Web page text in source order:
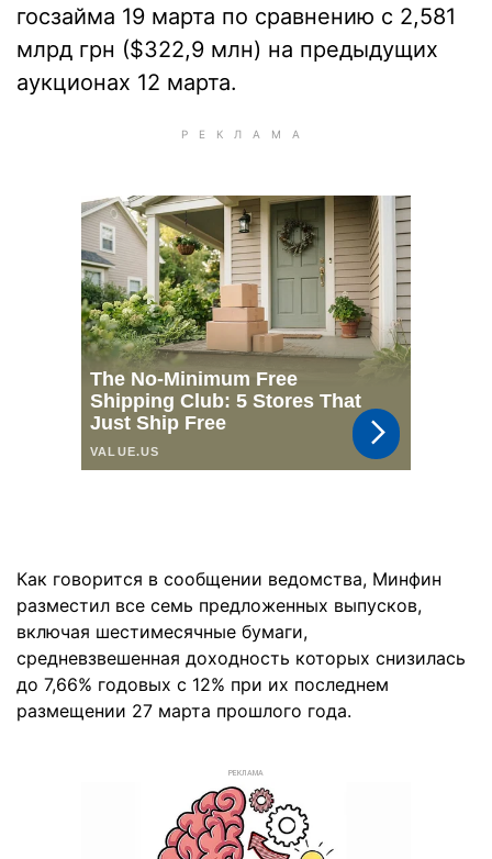
госзайма 19 марта по сравнению с 2,581
млрд грн ($322,9 млн) на предыдущих
аукционах 12 марта.
Как говорится в сообщении ведомства, Минфин
разместил все семь предложенных выпусков,
включая шестимесячные бумаги,
средневзвешенная доходность которых снизилась
до 7,66% годовых с 12% при их последнем
размещении 27 марта прошлого года.
РЕКЛАМА